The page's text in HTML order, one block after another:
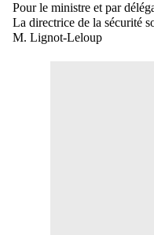
Pour le ministre et par
La directrice de la sécurité
M. Lignot-Leloup